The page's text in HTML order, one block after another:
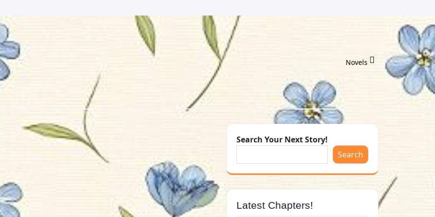
Novels
Search Your Next Story!
Search
Latest Chapters!